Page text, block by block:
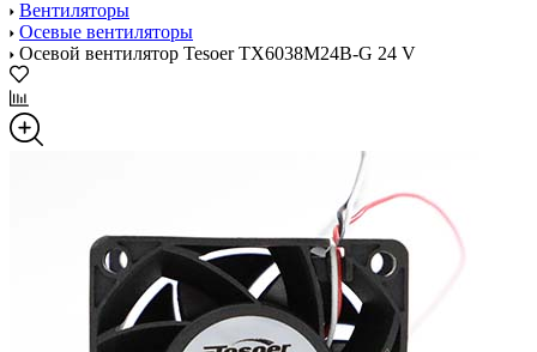
Вентиляторы
Осевые вентиляторы
Осевой вентилятор Tesoer TX6038M24B-G 24 V